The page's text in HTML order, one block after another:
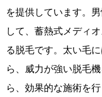
を提供しています。
して、蓄熱式メディ
る脱毛です。太い毛
ら、威力が強い脱毛
ら、効果的な施術を